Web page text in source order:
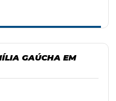
GAÚCHA EM